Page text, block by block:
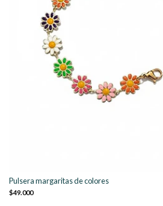
Pulsera margaritas de colores
$49.000